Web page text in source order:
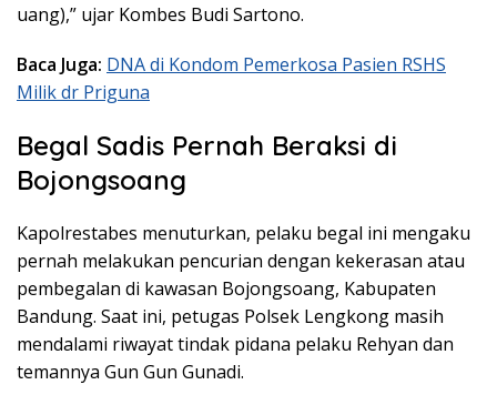
uang),” ujar Kombes Budi Sartono.
Baca Juga: DNA di Kondom Pemerkosa Pasien RSHS
Milik dr Priguna
Begal Sadis Pernah Beraksi di
Bojongsoang
Kapolrestabes menuturkan, pelaku begal ini mengaku
pernah melakukan pencurian dengan kekerasan atau
pembegalan di kawasan Bojongsoang, Kabupaten
Bandung. Saat ini, petugas Polsek Lengkong masih
mendalami riwayat tindak pidana pelaku Rehyan dan
temannya Gun Gun Gunadi.